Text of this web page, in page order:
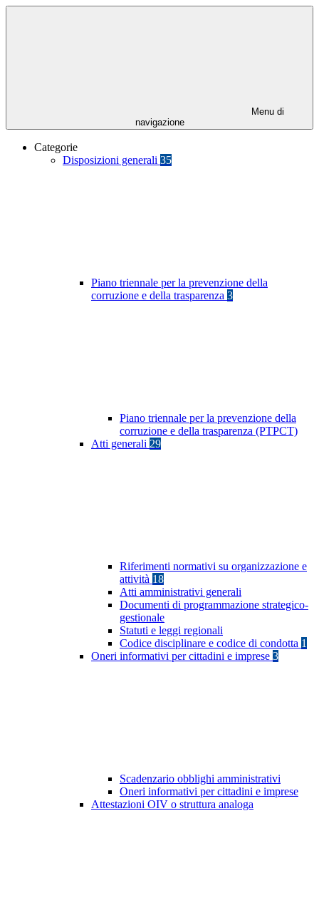
Menu di
navigazione
Categorie
Disposizioni generali 35
Piano triennale per la prevenzione della
corruzione e della trasparenza 3
Piano triennale per la prevenzione della
corruzione e della trasparenza (PTPCT)
Atti generali 29
Riferimenti normativi su organizzazione e
attività 18
Atti amministrativi generali
Documenti di programmazione strategico-
gestionale
Statuti e leggi regionali
Codice disciplinare e codice di condotta 1
Oneri informativi per cittadini e imprese 3
Scadenzario obblighi amministrativi
Oneri informativi per cittadini e imprese
Attestazioni OIV o struttura analoga